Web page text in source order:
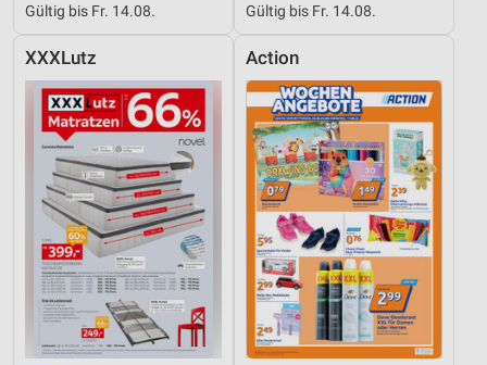
Gültig bis Fr. 14.08. Gültig bis Fr. 14.08.
XXXLutz Action